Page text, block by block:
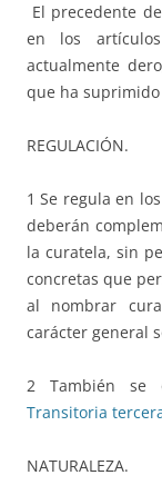
El precedente
en los
actualmente
que ha
REGULACIÓN.
1 Se regula en
deberán
la curatela, sin
concretas que
al nombrar
carácter general
2 También se
Transitoria
NATURALEZA.